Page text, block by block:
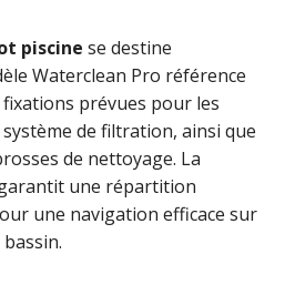
piscine se destine
Waterclean Pro référence
fixations prévues pour les
de filtration, ainsi que
de nettoyage. La
une répartition
une navigation efficace sur